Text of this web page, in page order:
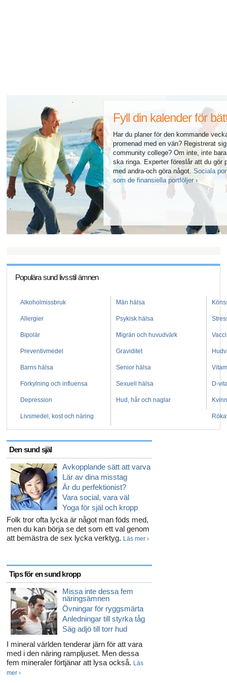
Alla artiklar om lupus Fyll din kalender för
Har du planer för den kommande
promenad med en vän? Registrerat
community college? Om inte, inte
ska ringa. Experter föreslår att du gör
med andra-och göra något. Sociala
som de finansiella portföljer ›
Populära sund livsstil ämnen
Alkoholmissbruk
Allergier
Bipolär
Preventivmedel
Barns hälsa
Förkylning och influensa
Depression
Livsmedel, kost och näring
Män hälsa
Psykisk hälsa
Migrän och huvudvärk
Graviditet
Senior hälsa
Sexuell hälsa
Hud, hår och naglar
D-
Den sund själ
Avkopplande sätt att varva
Lär av dina misstag
Är du perfektionist?
Vara social, vara väl
Yoga för själ och kropp
Folk tror ofta lycka är något man föds med,
men du kan börja se det som ett val genom
att bemästra de sex lycka verktyg. Läs mer ›
Tips för en sund kropp
Missa inte dessa fem
näringsämnen
Övningar för ryggsmärta
Anledningar till styrka tåg
Säg adjö till torr hud
I mineral världen tenderar järn för att vara
med i den näring rampljuset. Men dessa
fem mineraler förtjänar att lysa också. Läs
mer ›